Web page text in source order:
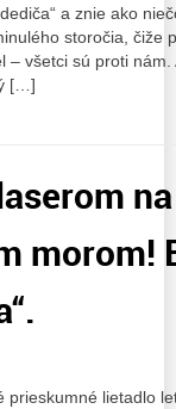
a znie ako
storočia, čiže
všetci sú proti
[…]
morom!
prieskumné lietadlo